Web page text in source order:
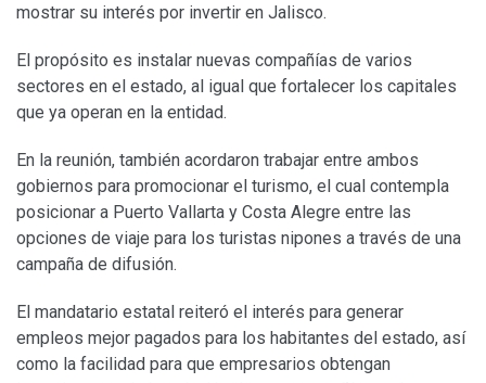
mostrar su interés por invertir en Jalisco.
El propósito es instalar nuevas compañías de varios
sectores en el estado, al igual que fortalecer los capitales
que ya operan en la entidad.
En la reunión, también acordaron trabajar entre ambos
gobiernos para promocionar el turismo, el cual contempla
posicionar a Puerto Vallarta y Costa Alegre entre las
opciones de viaje para los turistas nipones a través de una
campaña de difusión.
El mandatario estatal reiteró el interés para generar
empleos mejor pagados para los habitantes del estado, así
como la facilidad para que empresarios obtengan